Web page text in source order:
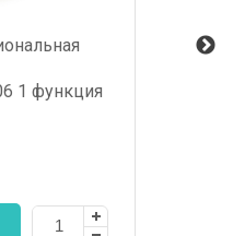
1 функция